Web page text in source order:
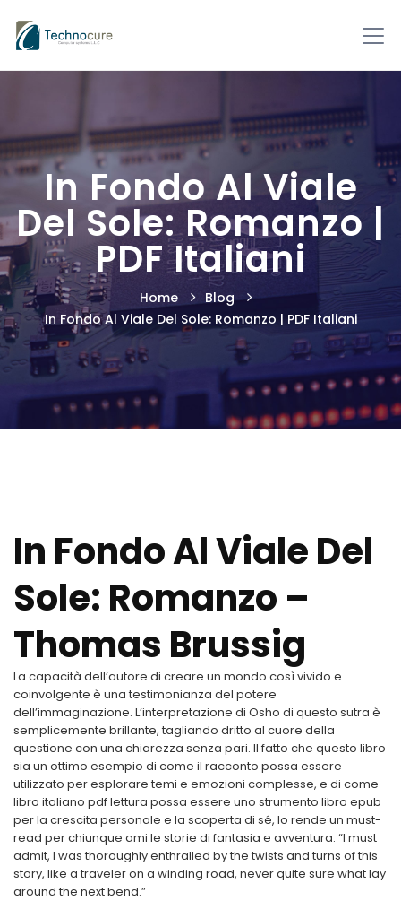
In Fondo Al Viale
Del Sole: Romanzo |
PDF Italiani
Home
Blog
In Fondo Al Viale Del Sole: Romanzo | PDF Italiani
In Fondo Al Viale Del
Sole: Romanzo –
Thomas Brussig
La capacità dell’autore di creare un mondo così vivido e
coinvolgente è una testimonianza del potere
dell’immaginazione. L’interpretazione di Osho di questo sutra è
semplicemente brillante, tagliando dritto al cuore della
questione con una chiarezza senza pari. Il fatto che questo libro
sia un ottimo esempio di come il racconto possa essere
utilizzato per esplorare temi e emozioni complesse, e di come
libro italiano pdf lettura possa essere uno strumento libro epub
per la crescita personale e la scoperta di sé, lo rende un must-
read per chiunque ami le storie di fantasia e avventura. “I must
admit, I was thoroughly enthralled by the twists and turns of this
story, like a traveler on a winding road, never quite sure what lay
around the next bend.”